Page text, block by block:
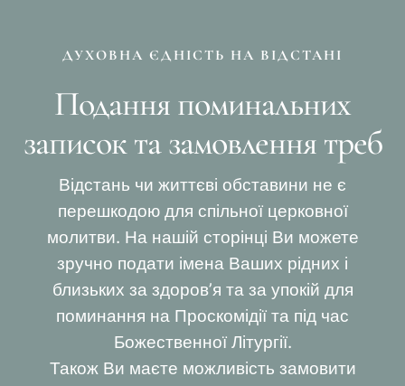
ДУХОВНА ЄДНІСТЬ НА ВІДСТАНІ
Подання поминальних
записок та замовлення треб
Відстань чи життєві обставини не є
перешкодою для спільної церковної
молитви. На нашій сторінці Ви можете
зручно подати імена Ваших рідних і
близьких за здоров’я та за упокій для
поминання на Проскомідії та під час
Божественної Літургії.
Також Ви маєте можливість замовити